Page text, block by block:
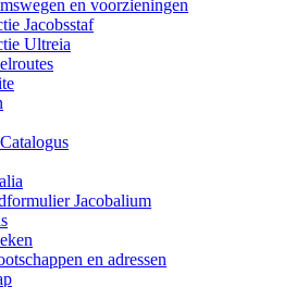
en voorzieningen
Jacobsstaf
Ultreia
Jacobalium
en adressen